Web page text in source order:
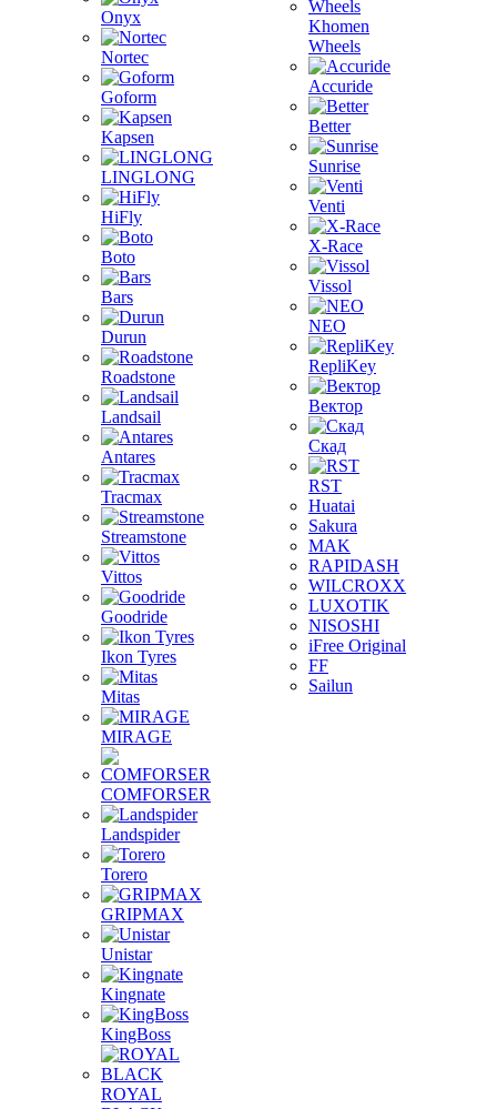
Onyx
Nortec
Goform
Kapsen
LINGLONG
HiFly
Boto
Bars
Durun
Roadstone
Landsail
Antares
Tracmax
Streamstone
Vittos
Goodride
Ikon Tyres
Mitas
MIRAGE
COMFORSER
Landspider
Torero
GRIPMAX
Unistar
Kingnate
KingBoss
ROYAL
Khomen
Wheels
Accuride
Better
Sunrise
Venti
X-Race
Vissol
NEO
RepliKey
Вектор
Скад
RST
Huatai
Sakura
MAK
RAPIDASH
WILCROXX
LUXOTIK
NISOSHI
iFree Original
FF
Sailun